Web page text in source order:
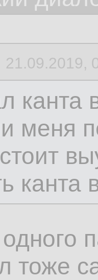
21.09.2019,
меня
канта
тоже